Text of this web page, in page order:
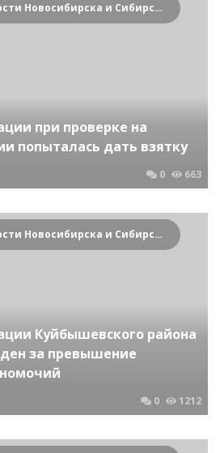
Криминальные новости Новосибирска и Сибирского региона
при проверке на
попыталась дать взятку
0 663
Криминальные новости Новосибирска и Сибирского региона
Куйбышевского района
за превышение
0 1212